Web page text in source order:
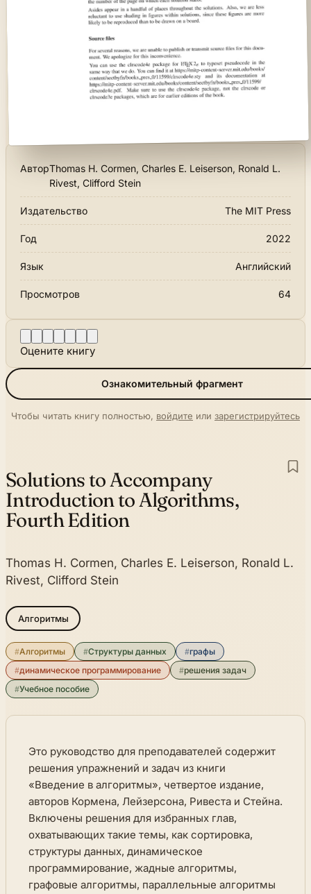
АвторThomas H. Cormen, Charles E. Leiserson, Ronald L.
Rivest, Clifford Stein
Издательство The MIT Press
Год 2022
Язык Английский
Просмотров 64
Оцените книгу
Ознакомительный фрагмент
Чтобы читать книгу полностью, войдите или зарегистрируйтесь
Solutions to Accompany
Introduction to Algorithms,
Fourth Edition
Thomas H. Cormen, Charles E. Leiserson, Ronald L.
Rivest, Clifford Stein
Алгоритмы
#Алгоритмы #Структуры данных #графы
#динамическое программирование #решения задач
#Учебное пособие
Это руководство для преподавателей содержит
решения упражнений и задач из книги
«Введение в алгоритмы», четвертое издание,
авторов Кормена, Лейзерсона, Ривеста и Стейна.
Включены решения для избранных глав,
охватывающих такие темы, как сортировка,
структуры данных, динамическое
программирование, жадные алгоритмы,
графовые алгоритмы, параллельные алгоритмы